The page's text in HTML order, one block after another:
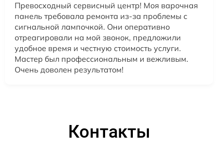
Превосходный сервисный центр! Моя варочная
панель требовала ремонта из-за проблемы с
сигнальной лампочкой. Они оперативно
отреагировали на мой звонок, предложили
удобное время и честную стоимость услуги.
Мастер был профессиональным и вежливым.
Очень доволен результатом!
Контакты